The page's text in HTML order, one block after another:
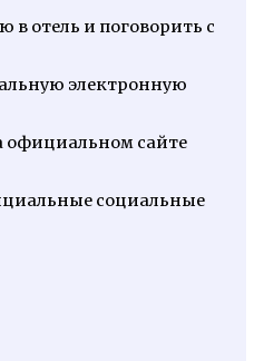
отель и поговорить с
электронную
официальном сайте
социальные